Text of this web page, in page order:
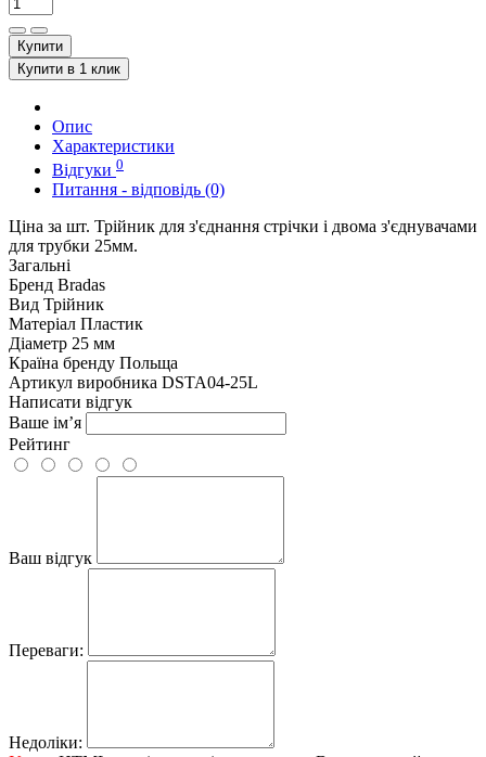
Купити
Купити в 1 клик
Опис
Характеристики
Відгуки 0
Питання - відповідь (0)
Ціна за шт. Трійник для з'єднання стрічки і двома з'єднувачами
для трубки 25мм.
Загальні
Бренд Bradas
Вид Трійник
Матеріал Пластик
Діаметр 25 мм
Країна бренду Польща
Артикул виробника DSTA04-25L
Написати відгук
Ваше ім’я
Рейтинг
Ваш відгук
Переваги:
Недоліки: